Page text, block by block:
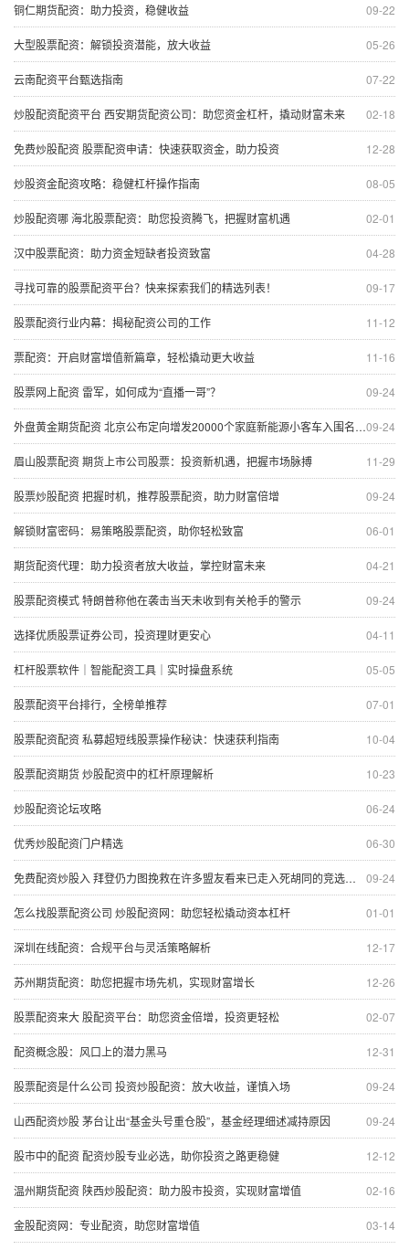
09-22
铜仁期货配资：助力投资，稳健收益
05-26
大型股票配资：解锁投资潜能，放大收益
07-22
云南配资平台甄选指南
02-18
炒股配资配资平台 西安期货配资公司：助您资金杠杆，撬动财富未来
12-28
免费炒股配资 股票配资申请：快速获取资金，助力投资
08-05
炒股资金配资攻略：稳健杠杆操作指南
02-01
炒股配资哪 海北股票配资：助您投资腾飞，把握财富机遇
04-28
汉中股票配资：助力资金短缺者投资致富
09-17
寻找可靠的股票配资平台？快来探索我们的精选列表！
11-12
股票配资行业内幕：揭秘配资公司的工作
11-16
票配资：开启财富增值新篇章，轻松撬动更大收益
09-24
股票网上配资 雷军，如何成为“直播一哥”？
09-24
外盘黄金期货配资 北京公布定向增发20000个家庭新能源小客车入围名单 最低入围家庭总积分为54分
11-29
眉山股票配资 期货上市公司股票：投资新机遇，把握市场脉搏
09-24
股票炒股配资 把握时机，推荐股票配资，助力财富倍增
06-01
解锁财富密码：易策略股票配资，助你轻松致富
04-21
期货配资代理：助力投资者放大收益，掌控财富未来
09-24
股票配资模式 特朗普称他在袭击当天未收到有关枪手的警示
04-11
选择优质股票证券公司，投资理财更安心
05-05
杠杆股票软件｜智能配资工具｜实时操盘系统
07-01
股票配资平台排行，全榜单推荐
10-04
股票配资配资 私募超短线股票操作秘诀：快速获利指南
10-23
股票配资期货 炒股配资中的杠杆原理解析
06-24
炒股配资论坛攻略
06-30
优秀炒股配资门户精选
09-24
免费配资炒股入 拜登仍力图挽救在许多盟友看来已走入死胡同的竞选之路
01-01
怎么找股票配资公司 炒股配资网：助您轻松撬动资本杠杆
12-17
深圳在线配资：合规平台与灵活策略解析
12-26
苏州期货配资：助您把握市场先机，实现财富增长
02-07
股票配资来大 股配资平台：助您资金倍增，投资更轻松
12-31
配资概念股：风口上的潜力黑马
09-24
股票配资是什么公司 投资炒股配资：放大收益，谨慎入场
09-24
山西配资炒股 茅台让出“基金头号重仓股”，基金经理细述减持原因
12-12
股市中的配资 配资炒股专业必选，助你投资之路更稳健
02-16
温州期货配资 陕西炒股配资：助力股市投资，实现财富增值
03-14
金股配资网：专业配资，助您财富增值